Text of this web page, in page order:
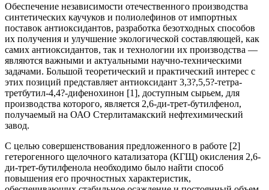
Обеспечение независимости отечественного производства
синтетических каучуков и полиолефинов от импортных
поставок антиоксидантов, разработка безотходных способов
их получения и улучшение экологической составляющей, как
самих антиоксидантов, так и технологии их производства —
являются важными и актуальными научно-техническими
задачами. Большой теоретический и практический интерес с
этих позиций представляет антиоксидант 3,3?,5,5?-тетра-
третбутил-4,4?-дифенохинон [1], доступным сырьем, для
производства которого, является 2,6-ди-трет-бутилфенол,
получаемый на ОАО Стерлитамакский нефтехимический
завод.
С целью совершенствования предложенного в работе [2]
гетерогенного щелочного катализатора (КГЩ) окисления 2,6-
ди-трет-бутилфенола необходимо было найти способ
повышения его прочностных характеристик,